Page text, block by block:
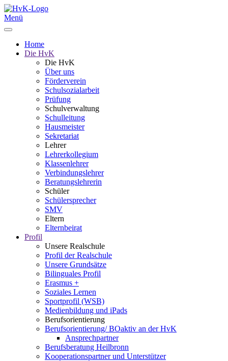
Menü
Home
Die HvK
Die HvK
Über uns
Förderverein
Schulsozialarbeit
Prüfung
Schulverwaltung
Schulleitung
Hausmeister
Sekretariat
Lehrer
Lehrerkollegium
Klassenlehrer
Verbindungslehrer
Beratungslehrerin
Schüler
Schülersprecher
SMV
Eltern
Elternbeirat
Profil
Unsere Realschule
Profil der Realschule
Unsere Grundsätze
Bilinguales Profil
Erasmus +
Soziales Lernen
Sportprofil (WSB)
Medienbildung und iPads
Berufsorientierung
Berufsorientierung/ BOaktiv an der HvK
Ansprechpartner
Berufsberatung Heilbronn
Kooperationspartner und Unterstützer